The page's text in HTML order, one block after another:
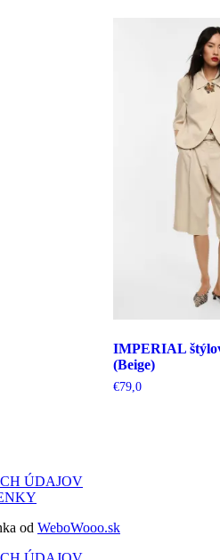
IMPERIAL
(Beige)
€79,0
ÚDAJOV
od WeboWooo.sk